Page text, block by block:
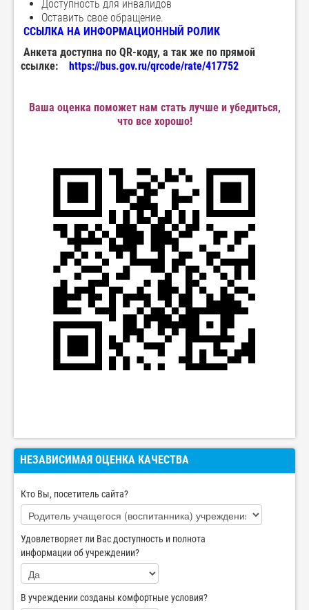
Доступность для инвалидов
Оставить свое обращение.
ССЫЛКА НА ИНФОРМАЦИОННЫЙ РОЛИК
Анкета доступна по QR-коду, а так же по прямой
ссылке: https://bus.gov.ru/qrcode/rate/417752
Ваша оценка поможет нам стать лучше и убедиться,
что все хорошо!
НЕЗАВИСИМАЯ ОЦЕНКА КАЧЕСТВА
Кто Вы, посетитель сайта?
Удовлетворяет ли Вас доступность и полнота
информации об учреждении?
В учреждении созданы комфортные условия?